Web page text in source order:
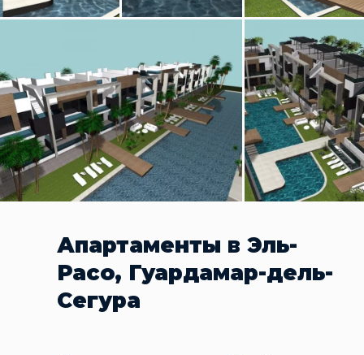
Апартаменты в Эль-
Расо, Гуардамар-дель-
Сегура